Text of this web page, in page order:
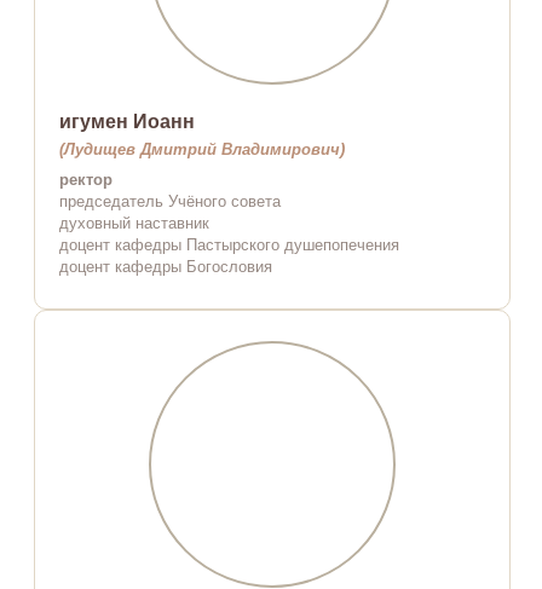
игумен Иоанн
(Лудищев Дмитрий Владимирович)
ректор
председатель Учёного совета
духовный наставник
доцент кафедры Пастырского душепопечения
доцент кафедры Богословия